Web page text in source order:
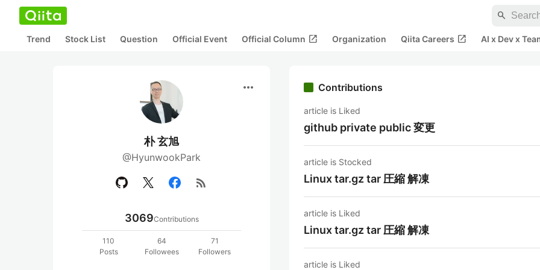
search
Trend Stock List Question Official Event Official Column open_in_new Organization Qiita Careers open_in_new AI x Dev x
more_horiz
朴 玄旭
@HyunwookPark
rss_feed
3069Contributions
110
Posts
64
Followees
71
Followers
Contributions
article is Liked
github private public 変更
article is Stocked
Linux tar.gz tar 圧縮 解凍
article is Liked
Linux tar.gz tar 圧縮 解凍
article is Liked